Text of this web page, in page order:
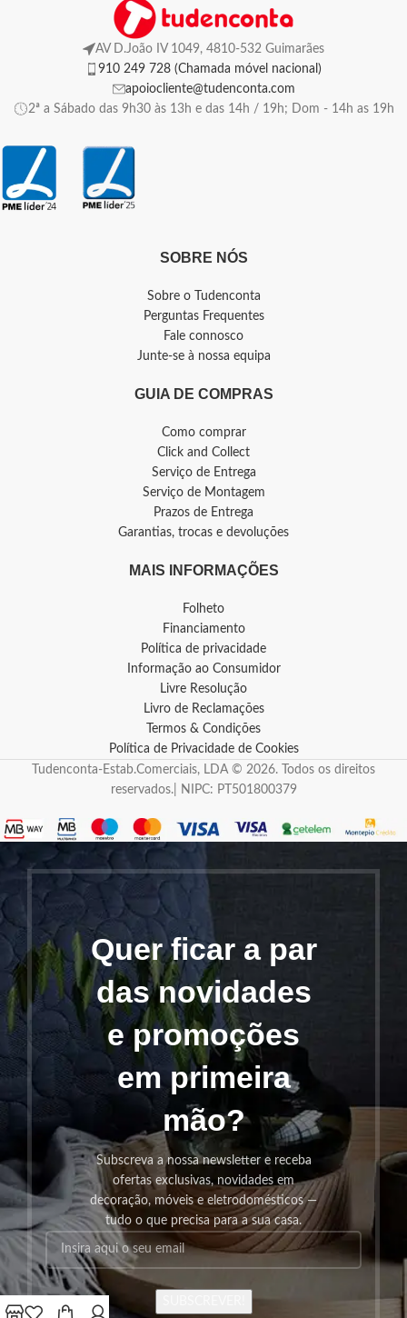
AV D.João IV 1049, 4810-532 Guimarães
910 249 728 (Chamada móvel nacional)
apoiocliente@tudenconta.com
2ª a Sábado das 9h30 às 13h e das 14h / 19h; Dom - 14h as 19h
SOBRE NÓS
Sobre o Tudenconta
Perguntas Frequentes
Fale connosco
Junte-se à nossa equipa
GUIA DE COMPRAS
Como comprar
Click and Collect
Serviço de Entrega
Serviço de Montagem
Prazos de Entrega
Garantias, trocas e devoluções
MAIS INFORMAÇÕES
Folheto
Financiamento
Política de privacidade
Informação ao Consumidor
Livre Resolução
Livro de Reclamações
Termos & Condições
Política de Privacidade de Cookies
Tudenconta-Estab.Comerciais, LDA © 2026. Todos os direitos
reservados.| NIPC: PT501800379
Quer ficar a par
das novidades
e promoções
em primeira
mão?
Subscreva a nossa newsletter e receba
ofertas exclusivas, novidades em
decoração, móveis e eletrodomésticos —
tudo o que precisa para a sua casa.